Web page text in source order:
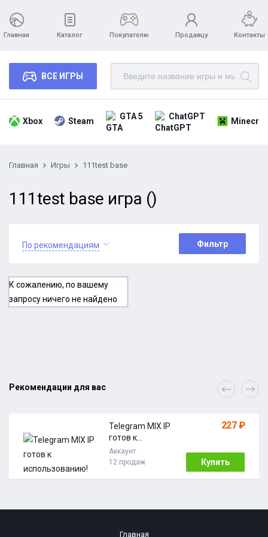
Главная Каталог Покупателю Продавцу Контакты
ВСЕ ИГРЫ
Xbox Steam GTA 5 ChatGPT
Главная Игры 111test base
111test base игра ()
По рекомендациям Фильтр
К сожалению, по вашему
запросу ничего не найдено
Рекомендации для вас
Telegram MIX IP
готов к
использовани
ю!
Аккаунт
12 продаж
227 ₽
Купить
Главная